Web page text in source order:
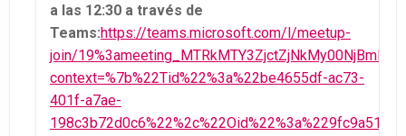
a las 12:30 a través de
Teams:https://teams.microsoft.com/l/meetup-
join/
context=%7b%22Tid%22%3a%22be4655df-ac73-
401f-a7ae-
198c3b72d0c6%22%2c%22Oid%22%3a%229fc9a513-